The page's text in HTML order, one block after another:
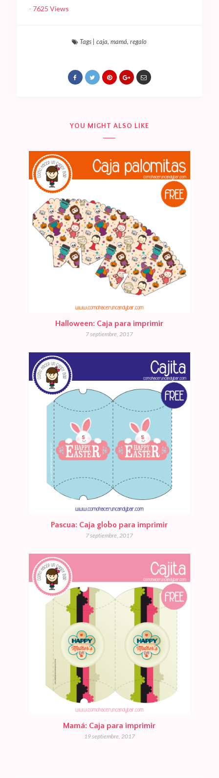
- 7625 Views
Tags |caja,mamá,regalo
YOU MIGHT ALSO LIKE
Halloween: Caja para imprimir
7 septiembre, 2017
Pascua: Caja globo para imprimir
7 septiembre, 2017
Mamá: Caja para imprimir
19 septiembre, 2017